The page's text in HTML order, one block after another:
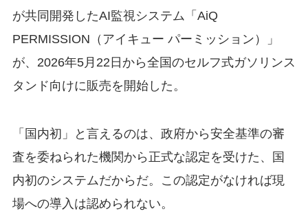
が共同開発したAI監視システム「AiQ
PERMISSION（アイキュー パーミッション）」
が、2026年5月22日から全国のセルフ式ガソリンス
タンド向けに販売を開始した。
「国内初」と言えるのは、政府から安全基準の審
査を委ねられた機関から正式な認定を受けた、国
内初のシステムだからだ。この認定がなければ現
場への導入は認められない。